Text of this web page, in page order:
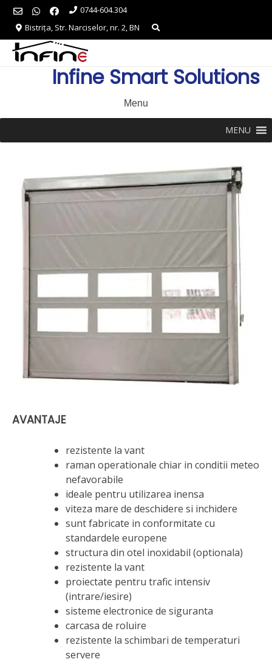
Skip
content
0744-604.304
Bistrița, Str. Narciselor, nr. 2, BN
Infine Smart Solutions
Menu
MENU
AVANTAJE
rezistente la vant
raman operationale chiar in conditii meteo
nefavorabile
ideale pentru utilizarea inensa
viteza mare de deschidere si inchidere
sunt fabricate in conformitate cu
standardele europene
structura din otel inoxidabil (optionala)
rezistente la vant
proiectate pentru trafic intensiv
(intrare/iesire)
sisteme electronice de siguranta
carcasa de roluire
rezistente la schimbari de temperaturi
servere